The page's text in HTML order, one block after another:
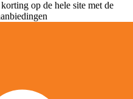
op de hele site met de